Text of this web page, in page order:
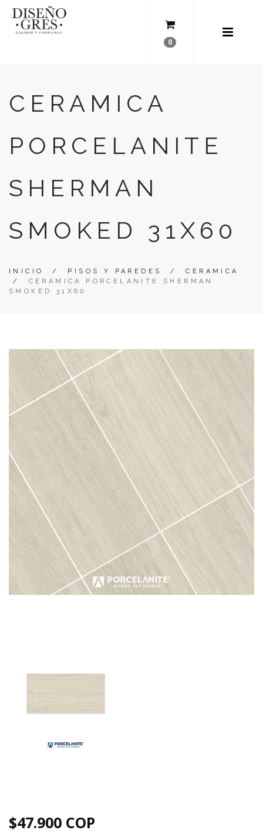
0
CERAMICA
PORCELANITE
SHERMAN
SMOKED 31X60
INICIO / PISOS Y PAREDES /CERAMICA
/ CERAMICA PORCELANITE SHERMAN
SMOKED 31X60
$47.900 COP